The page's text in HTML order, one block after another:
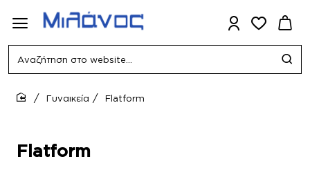
Αναζήτηση
website...
Flatform
Γυναικεία Flatform